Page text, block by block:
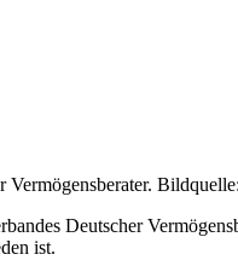
Vermögensberater.
Deutscher
ist.